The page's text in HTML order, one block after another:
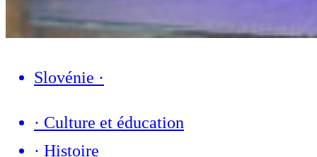
Slovénie ·
· Culture et éducation
· Histoire